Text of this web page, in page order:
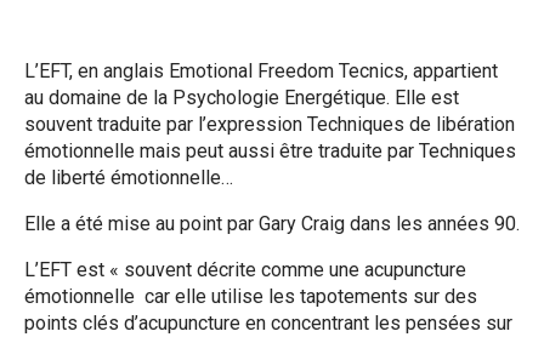
L’EFT, en anglais Emotional Freedom Tecnics, appartient
au domaine de la Psychologie Energétique. Elle est
souvent traduite par l’expression Techniques de libération
émotionnelle mais peut aussi être traduite par Techniques
de liberté émotionnelle…
Elle a été mise au point par Gary Craig dans les années 90.
L’EFT est « souvent décrite comme une acupuncture
émotionnelle car elle utilise les tapotements sur des
points clés d’acupuncture en concentrant les pensées sur